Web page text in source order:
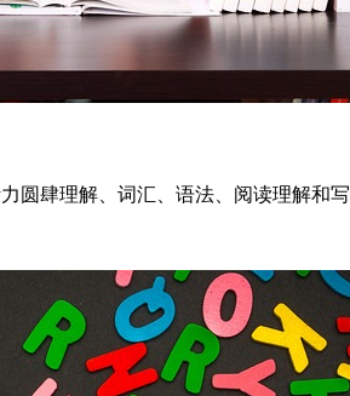
圆肆理解、词汇、语法、阅读理解和